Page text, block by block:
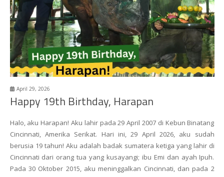
April 29, 2026
Happy 19th Birthday, Harapan
Halo, aku Harapan! Aku lahir pada 29 April 2007 di Kebun Binatang
Cincinnati, Amerika Serikat. Hari ini, 29 April 2026, aku sudah
berusia 19 tahun! Aku adalah badak sumatera ketiga yang lahir di
Cincinnati dari orang tua yang kusayangi; ibu Emi dan ayah Ipuh.
Pada 30 Oktober 2015, aku meninggalkan Cincinnati, dan pada 2